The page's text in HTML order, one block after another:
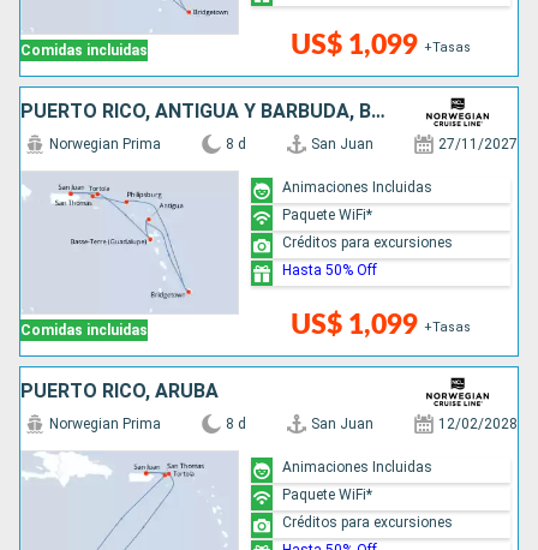
Comidas incluidas US$ 1,099 +Tasas
PUERTO RICO, ANTIGUA Y BARBUDA, BARBADOS, SAN MARTÍN
Comidas incluidas
Norwegian Prima 8 d San Juan 27/11/2027
US$ 1,099 +Tasas
Animaciones Incluidas
Paquete WiFi*
Créditos para excursiones
Hasta 50% Off
PUERTO RICO, ARUBA
Norwegian Prima 8 d San Juan 12/02/2028
Animaciones Incluidas
Paquete WiFi*
Créditos para excursiones